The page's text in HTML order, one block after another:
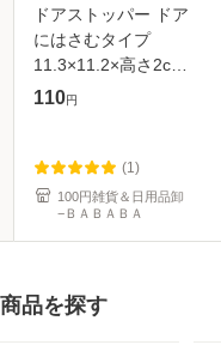
ドアストッパー ドア
にはさむタイプ
11.3×11.2×高さ2cm
ハローベビー ［色指
一 100均)
110円
(1)
100円雑貨＆日用品卸
−ＢＡＢＡＢＡ
品を探す